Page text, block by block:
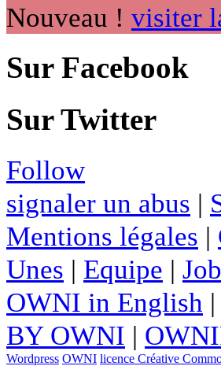
Nouveau ! visiter
Sur Facebook
Sur Twitter
Follow
signaler un abus |
Mentions légales |
Unes | Equipe |
OWNI in English |
BY OWNI |
Wordpress OWNI licence Créative